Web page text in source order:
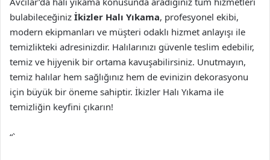
bulabileceğiniz İkizler Halı Yıkama, profesyonel ekibi,
modern ekipmanları ve müşteri odaklı hizmet anlayışı ile
temizlikteki adresinizdir. Halılarınızı güvenle teslim edebilir,
temiz ve hijyenik bir ortama kavuşabilirsiniz. Unutmayın,
temiz halılar hem sağlığınız hem de evinizin dekorasyonu
için büyük bir öneme sahiptir. İkizler Halı Yıkama ile
temizliğin keyfini çıkarın!
“`